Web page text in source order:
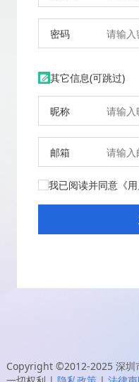
密码
其它信息(可跳过)
昵称
邮箱
我已阅读并同意 《
Copyright ©2012-2025 深圳